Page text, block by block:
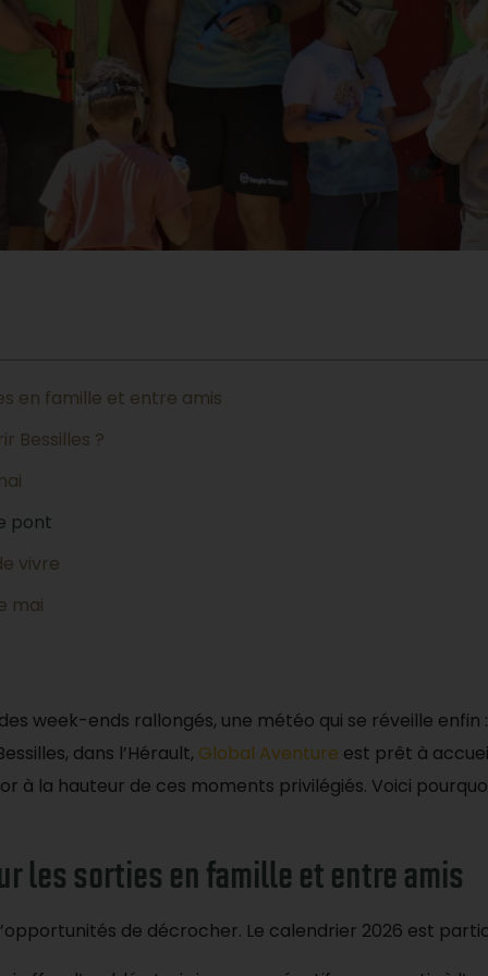
en famille et entre amis
Bessilles ?
pont
vivre
mai
week-ends rallongés, une météo qui se réveille
dans l’Hérault, Global Aventure est prêt à
à la hauteur de ces moments privilégiés. Voici
les sorties en famille et entre amis
de décrocher. Le calendrier 2026 est